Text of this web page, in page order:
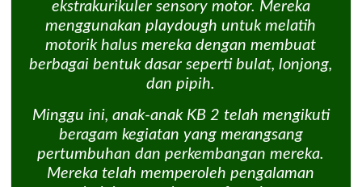
ekstrakurikuler sensory motor. Mereka
menggunakan playdough untuk melatih
motorik halus mereka dengan membuat
berbagai bentuk dasar seperti bulat, lonjong,
dan pipih.
Minggu ini, anak-anak KB 2 telah mengikuti
beragam kegiatan yang merangsang
pertumbuhan dan perkembangan mereka.
Mereka telah memperoleh pengalaman